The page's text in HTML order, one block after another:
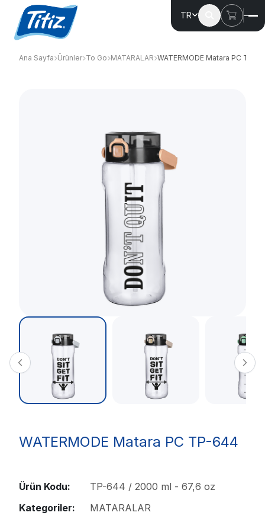
TR
Ana Sayfa Ürünler To Go MATARALAR WATERMODE Matara PC TP-
WATERMODE Matara PC TP-644
Ürün Kodu:
TP-644 / 2000 ml - 67,6 oz
Kategoriler:
MATARALAR